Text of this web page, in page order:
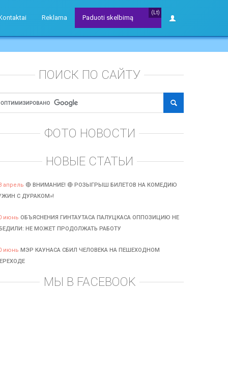
Reklama
(Lt)
Paduoti skelbimą
ПОИСК ПО САЙТУ
ФОТО НОВОСТИ
НОВЫЕ СТАТЬИ
апрель 🔴 ВНИМАНИЕ! 🔴 РОЗЫГРЫШ БИЛЕТОВ НА КОМЕДИЮ
С ДУРАКОМ»!
июнь ОБЪЯСНЕНИЯ ГИНТАУТАСА ПАЛУЦКАСА ОППОЗИЦИЮ НЕ
НЕ МОЖЕТ ПРОДОЛЖАТЬ РАБОТУ
июнь МЭР КАУНАСА СБИЛ ЧЕЛОВЕКА НА ПЕШЕХОДНОМ
МЫ В FACEBOOK